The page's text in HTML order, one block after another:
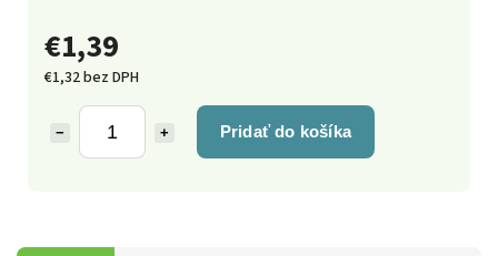
€1,39
€1,32 bez DPH
+
− Pridať do košíka